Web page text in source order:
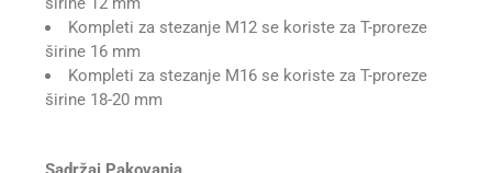
Kompleti za stezanje M12 se koriste za T-proreze
širine 16 mm
Kompleti za stezanje M16 se koriste za T-proreze
širine 18-20 mm